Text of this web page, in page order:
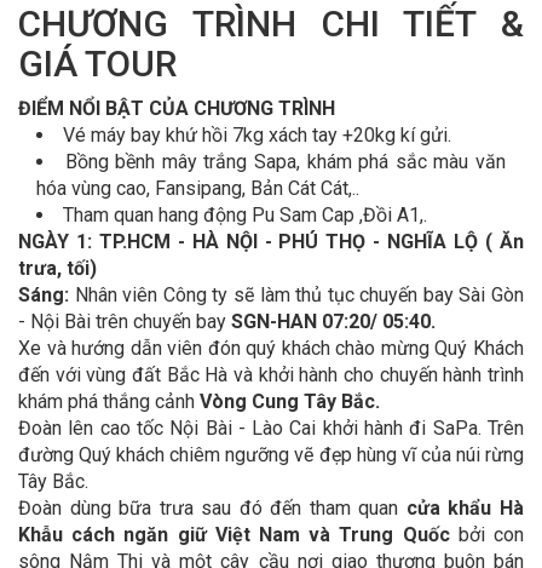
CHƯƠNG TRÌNH CHI TIẾT &
GIÁ TOUR
ĐIỂM NỔI BẬT CỦA CHƯƠNG TRÌNH
Vé máy bay khứ hồi 7kg xách tay +20kg kí gửi.
Bồng bềnh mây trắng Sapa, khám phá sắc màu văn
hóa vùng cao, Fansipang, Bản Cát Cát,..
Tham quan hang động Pu Sam Cap ,Đồi A1,.
NGÀY 1: TP.HCM - HÀ NỘI - PHÚ THỌ - NGHĨA LỘ ( Ăn
trưa, tối)
Sáng: Nhân viên Công ty sẽ làm thủ tục chuyến bay Sài Gòn
- Nội Bài trên chuyến bay SGN-HAN 07:20/ 05:40.
Xe và hướng dẫn viên đón quý khách chào mừng Quý Khách
đến với vùng đất Bắc Hà và khởi hành cho chuyến hành trình
khám phá thắng cảnh Vòng Cung Tây Bắc.
Đoàn lên cao tốc Nội Bài - Lào Cai khởi hành đi SaPa. Trên
đường Quý khách chiêm ngưỡng vẽ đẹp hùng vĩ của núi rừng
Tây Bắc.
Đoàn dùng bữa trưa sau đó đến tham quan cửa khẩu Hà
Khẫu cách ngăn giữ Việt Nam và Trung Quốcbởi con
sông Nậm Thi và một cây cầu nơi giao thương buôn bán